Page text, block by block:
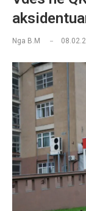
Nga B.M